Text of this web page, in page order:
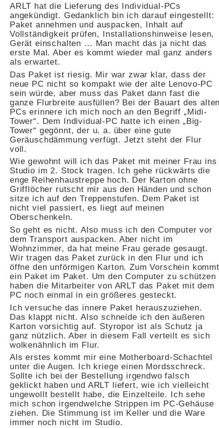
ARLT hat die Lieferung des Individual-PCs
angekündigt. Gedanklich bin ich darauf eingestellt:
Paket annehmen und auspacken, Inhalt auf
Vollständigkeit prüfen, Installationshinweise lesen,
Gerät einschalten … Man macht das ja nicht das
erste Mal. Aber es kommt wieder mal ganz anders
als erwartet.
Das Paket ist riesig. Mir war zwar klar, dass der
neue PC nicht so kompakt wie der alte Lenovo-PC
sein würde, aber muss das Paket dann fast die
ganze Flurbreite ausfüllen? Bei der Bauart des
PCs erinnere ich mich noch an den Begriff „Midi-
Tower“. Dem Individual-PC hatte ich einen „Big-
Tower“ gegönnt, der u. a. über eine gute
Geräuschdämmung verfügt. Jetzt steht der Flur
voll.
Wie gewohnt will ich das Paket mit meiner Frau ins
Studio im 2. Stock tragen. Ich gehe rückwärts die
enge Reihenhaustreppe hoch. Der Karton ohne
Grifflöcher rutscht mir aus den Händen und schon
sitze ich auf den Treppenstufen. Dem Paket ist
nicht viel passiert, es liegt auf meinen
Oberschenkeln.
So geht es nicht. Also muss ich den Computer vor
dem Transport auspacken. Aber nicht im
Wohnzimmer, da hat meine Frau gerade gesaugt.
Wir tragen das Paket zurück in den Flur und ich
öffne den unförmigen Karton. Zum Vorschein kommt
ein Paket im Paket. Um den Computer zu schützen
haben die Mitarbeiter von ARLT das Paket mit dem
PC noch einmal in ein größeres gesteckt.
Ich versuche das innere Paket herauszuziehen.
Das klappt nicht. Also schneide ich den äußeren
Karton vorsichtig auf. Styropor ist als Schutz ja
ganz nützlich. Aber in diesem Fall verteilt es sich
wolkenähnlich im Flur.
Als erstes kommt mir eine Motherboard-Schachtel
unter die Augen. Ich kriege einen Mordsschreck.
Sollte ich bei der Bestellung irgendwo falsch
geklickt haben und ARLT liefert, wie ich vielleicht
ungewollt bestellt habe, die Einzelteile. Ich sehe
mich schon irgendwelche Strippen im PC-Gehäuse
ziehen. Die Stimmung ist im Keller und die Ware
immer noch nicht im Studio.